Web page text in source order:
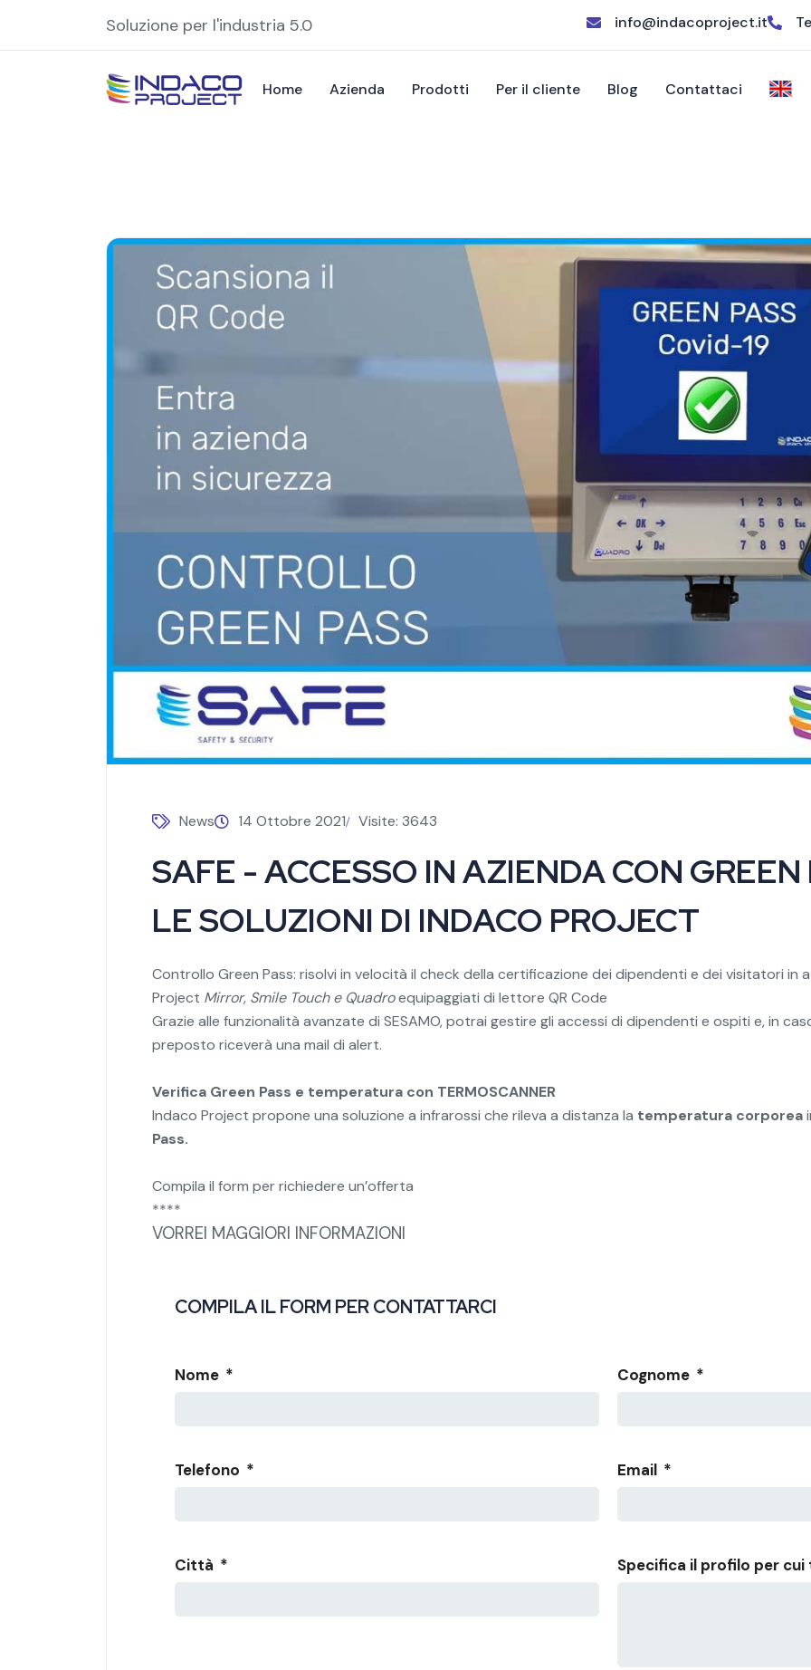
Soluzione per l'industria 5.0 info@indacoproject.it
Home Azienda Prodotti Per il cliente Blog Contattaci
SAFE - ACCESSO IN AZIENDA CON GREEN
LE SOLUZIONI DI INDACO PROJECT
News 14 Ottobre 2021 Visite: 3643
Controllo Green Pass: risolvi in velocità il check della certificazione dei dipendenti e dei visitatori in
Project Mirror, Smile Touch e Quadroequipaggiati di lettore QR Code
Grazie alle funzionalità avanzate di SESAMO, potrai gestire gli accessi di dipendenti e ospiti e, in
preposto riceverà una mail di alert.
Verifica Green Pass e temperatura con TERMOSCANNER
Indaco Project propone una soluzione a infrarossi che rileva a distanza la temperatura corporea
Pass.
Compila il form per richiedere un’offerta
****
VORREI MAGGIORI INFORMAZIONI
COMPILA IL FORM PER CONTATTARCI
Nome * Cognome *
Telefono * Email *
Città * Specifica il profilo per cui